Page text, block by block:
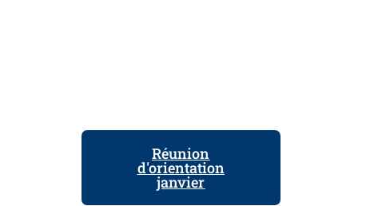
Réunion
d'orientation
janvier